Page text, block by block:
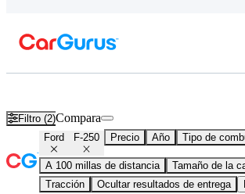
Filtro (2)Compara
Ford F-250 Precio Año Tipo de
A 100 millas de distancia Tamaño de la
Tracción
Ocultar resultados de entrega